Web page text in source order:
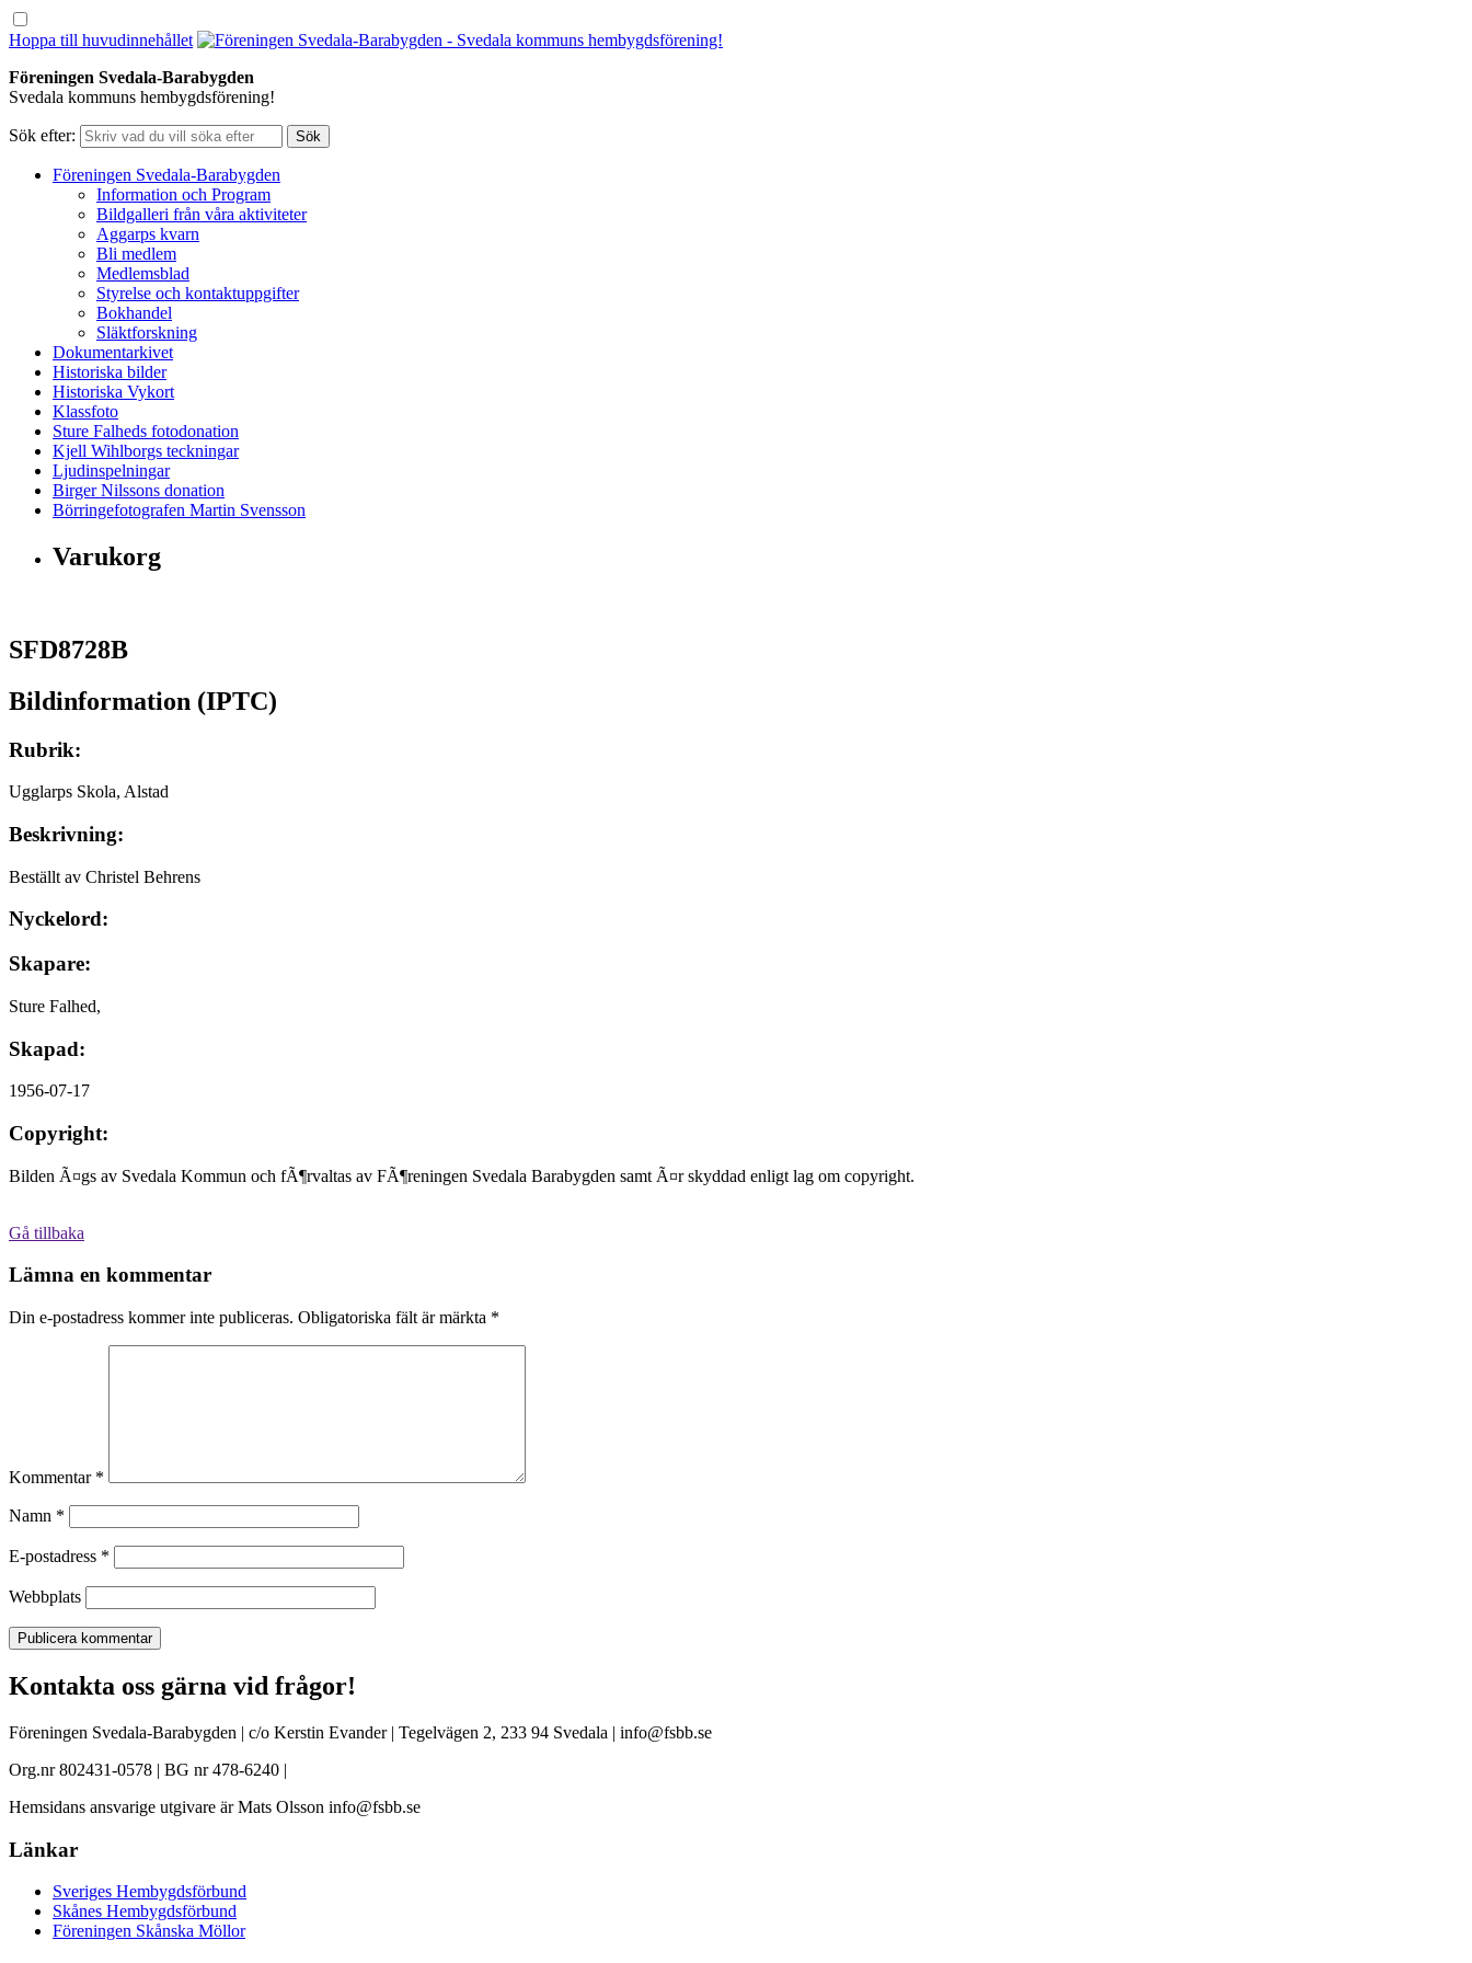
Hoppa till huvudinnehållet
Föreningen Svedala-Barabygden
Svedala kommuns hembygdsförening!
Sök efter:
Föreningen Svedala-Barabygden
Information och Program
Bildgalleri från våra aktiviteter
Aggarps kvarn
Bli medlem
Medlemsblad
Styrelse och kontaktuppgifter
Bokhandel
Släktforskning
Dokumentarkivet
Historiska bilder
Historiska Vykort
Klassfoto
Sture Falheds fotodonation
Kjell Wihlborgs teckningar
Ljudinspelningar
Birger Nilssons donation
Börringefotografen Martin Svensson
Varukorg
SFD8728B
Bildinformation (IPTC)
Rubrik:
Ugglarps Skola, Alstad
Beskrivning:
Beställt av Christel Behrens
Nyckelord:
Skapare:
Sture Falhed,
Skapad:
1956-07-17
Copyright:
Bilden Ã¤gs av Svedala Kommun och fÃ¶rvaltas av FÃ¶reningen Svedala Barabygden samt Ã¤r skyddad enligt lag om copyright.
Gå tillbaka
Lämna en kommentar
Din e-postadress kommer inte publiceras. Obligatoriska fält är märkta *
Kommentar *
Namn *
E-postadress *
Webbplats
Kontakta oss gärna vid frågor!
Föreningen Svedala-Barabygden | c/o Kerstin Evander | Tegelvägen 2, 233 94 Svedala | info@fsbb.se
Org.nr 802431-0578 | BG nr 478-6240 |
Hemsidans ansvarige utgivare är Mats Olsson info@fsbb.se
Länkar
Sveriges Hembygdsförbund
Skånes Hembygdsförbund
Föreningen Skånska Möllor